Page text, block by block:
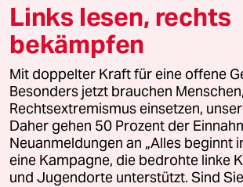
Live im Stream
Vergangene
taz lab 2027
Links lesen, rechts
bekämpfen
Mit doppelter Kraft für eine offene
Besonders jetzt brauchen
Rechtsextremismus einsetzen,
Daher gehen 50 Prozent der
Neuanmeldungen an „Alles beginnt
eine Kampagne, die bedrohte linke
und Jugendorte unterstützt. Sind